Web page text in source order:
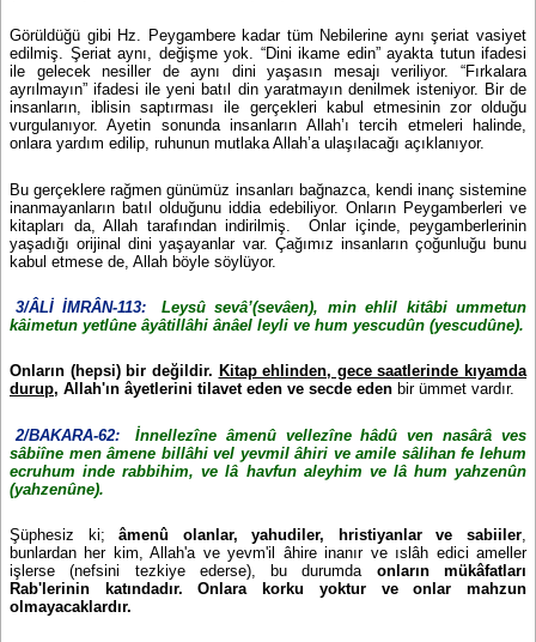
Görüldüğü gibi Hz. Peygambere kadar tüm Nebilerine aynı şeriat vasiyet
edilmiş. Şeriat aynı, değişme yok. “Dini ikame edin” ayakta tutun ifadesi
ile gelecek nesiller de aynı dini yaşasın mesajı veriliyor. “Fırkalara
ayrılmayın” ifadesi ile yeni batıl din yaratmayın denilmek isteniyor. Bir de
insanların, iblisin saptırması ile gerçekleri kabul etmesinin zor olduğu
vurgulanıyor. Ayetin sonunda insanların Allah’ı tercih etmeleri halinde,
onlara yardım edilip, ruhunun mutlaka Allah’a ulaşılacağı açıklanıyor.
Bu gerçeklere rağmen günümüz insanları bağnazca, kendi inanç sistemine
inanmayanların batıl olduğunu iddia edebiliyor. Onların Peygamberleri ve
kitapları da, Allah tarafından indirilmiş. Onlar içinde, peygamberlerinin
yaşadığı orijinal dini yaşayanlar var. Çağımız insanların çoğunluğu bunu
kabul etmese de, Allah böyle söylüyor.
3/ÂLİ İMRÂN-113:
Leysû sevâ’(sevâen), min ehlil kitâbi ummetun
kâimetun yetlûne âyâtillâhi ânâel leyli ve hum yescudûn (yescudûne).
Onların (hepsi) bir değildir. Kitap ehlinden, gece saatlerinde kıyamda
durup, Allah'ın âyetlerini tilavet eden ve secde eden bir ümmet vardır.
2/BAKARA-62:
İnnellezîne âmenû vellezîne hâdû ven nasârâ ves
sâbiîne men âmene billâhi vel yevmil âhiri ve amile sâlihan fe lehum
ecruhum inde rabbihim, ve lâ havfun aleyhim ve lâ hum yahzenûn
(yahzenûne).
Şüphesiz ki;âmenû olanlar, yahudiler, hristiyanlar ve sabiiler
bunlardan her kim, Allah'a ve yevm'il âhire inanır ve ıslâh edici ameller
işlerse (nefsini tezkiye ederse), bu durumda onların mükâfatları
Rab'lerinin katındadır. Onlara korku yoktur ve onlar mahzun
olmayacaklardır.